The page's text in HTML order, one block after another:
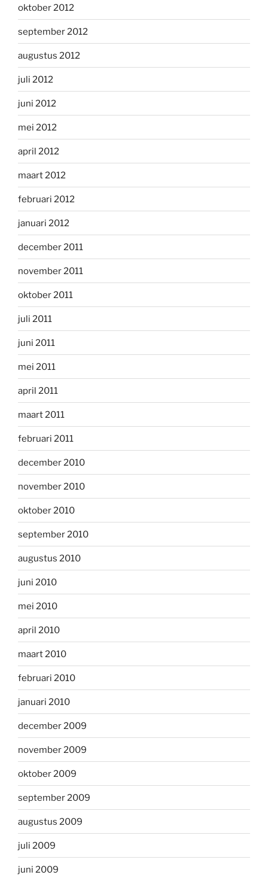
oktober 2012
september 2012
augustus 2012
juli 2012
juni 2012
mei 2012
april 2012
maart 2012
februari 2012
januari 2012
december 2011
november 2011
oktober 2011
juli 2011
juni 2011
mei 2011
april 2011
maart 2011
februari 2011
december 2010
november 2010
oktober 2010
september 2010
augustus 2010
juni 2010
mei 2010
april 2010
maart 2010
februari 2010
januari 2010
december 2009
november 2009
oktober 2009
september 2009
augustus 2009
juli 2009
juni 2009